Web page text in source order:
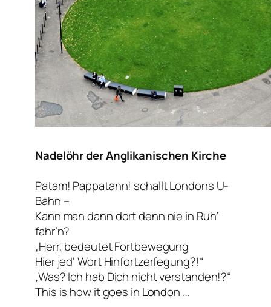
Nadelöhr der Anglikanischen Kirche
Patam! Pappatann! schallt Londons U-
Bahn –
Kann man dann dort denn nie in Ruh‘
fahr’n?
„Herr, bedeutet Fortbewegung
Hier jed‘ Wort Hinfortzerfegung?!“
„Was? Ich hab Dich nicht verstanden!?“
This is how it goes in London …